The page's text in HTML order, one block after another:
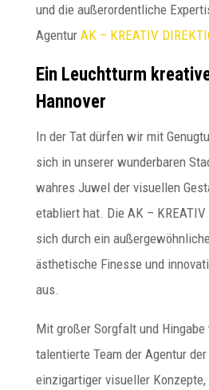
und die außerordentliche
Agentur AK – KREATIV
Ein Leuchtturm
Hannover
In der Tat dürfen wir mit
sich in unserer wunderbaren
wahres Juwel der visuellen
etabliert hat. Die AK –
sich durch ein
ästhetische Finesse und
aus.
Mit großer Sorgfalt und
talentierte Team der Agentur
einzigartiger visueller